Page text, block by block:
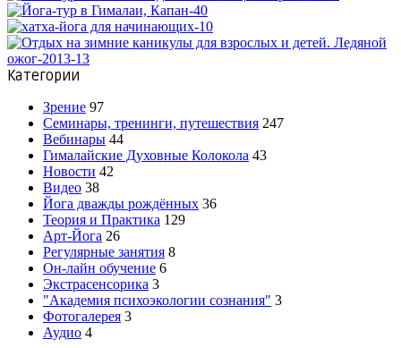
Категории
Зрение 97
Семинары, тренинги, путешествия 247
Вебинары 44
Гималайские Духовные Колокола 43
Новости 42
Видео 38
Йога дважды рождённых 36
Теория и Практика 129
Арт-Йога 26
Регулярные занятия 8
Он-лайн обучение 6
Экстрасенсорика 3
"Академия психоэкологии сознания" 3
Фотогалерея 3
Аудио 4